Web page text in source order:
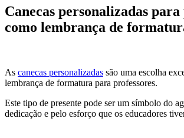
Canecas personalizadas para
como lembrança de
As canecas personalizadas são uma escolha
lembrança de formatura para professores.
Este tipo de presente pode ser um símbolo do
dedicação e pelo esforço que os educadores